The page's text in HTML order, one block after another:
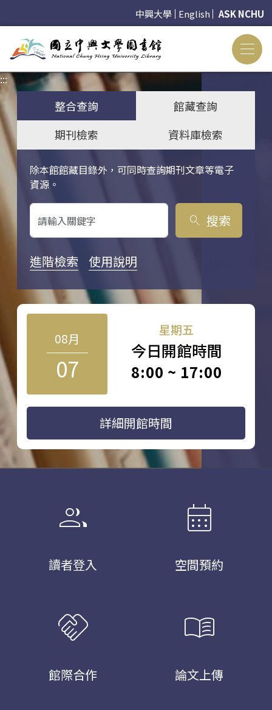
中興大學 English ASK NCHU
:::
整合查詢
館藏查詢
期刊檢索
資料庫檢索
除本館館藏目錄外，可同時查詢期刊文章等電子
資源。
關鍵字搜尋
search 搜索
進階檢索 使用說明
08月
07
星期五
今日開館時間
8:00 ~ 17:00
詳細開館時間
group
讀者登入
calendar_month
空間預約
handshake
館際合作
menu_book
論文上傳